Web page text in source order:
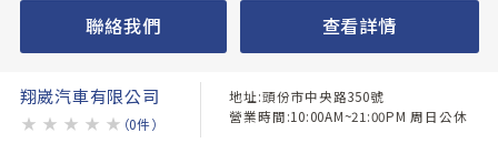
聯絡我們 查看詳情
翔崴汽車有限公司
★ ★ ★ ★ ★ （0件）
地址:頭份市中央路350號
營業時間:10:00AM~21:00PM 周日公休